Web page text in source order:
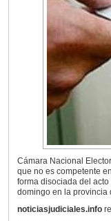
Cámara Nacional
que no es competente
forma disociada del
domingo en la provincia
noticiasjudiciales.info